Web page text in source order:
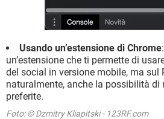
Usando un’estensione di Chrome:
un’estensione che ti permette di
del social in versione mobile, ma sul
naturalmente, anche la possibilità di
preferite.
Foto: © Dzmitry Kliapitski - 123RF.com